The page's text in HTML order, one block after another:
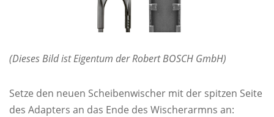
(Dieses Bild ist Eigentum der Robert BOSCH GmbH)
Setze den neuen Scheibenwischer mit der spitzen Seite
des Adapters an das Ende des Wischerarmns an: